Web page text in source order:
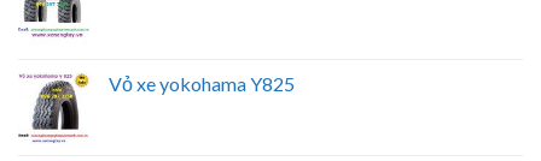
Vỏ xe yokohama Y825